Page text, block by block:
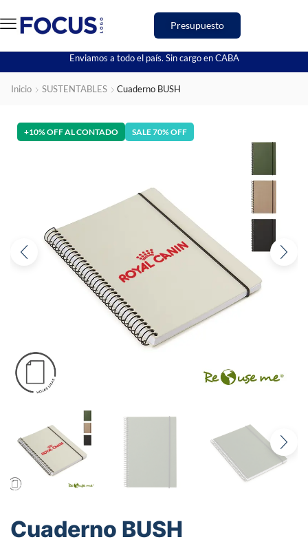
Presupuesto
Enviamos a todo el país. Sin cargo en CABA
Inicio SUSTENTABLES Cuaderno BUSH
+10% OFF AL CONTADO SALE 70% OFF
Cuaderno BUSH